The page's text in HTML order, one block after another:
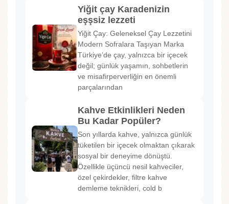
Yiğit çay Karadenizin
eşşsiz lezzeti
Yiğit Çay: Geleneksel Çay Lezzetini
Modern Sofralara Taşıyan Marka
Türkiye’de çay, yalnızca bir içecek
değil; günlük yaşamın, sohbetlerin
ve misafirperverliğin en önemli
parçalarından
Kahve Etkinlikleri Neden
Bu Kadar Popüler?
Son yıllarda kahve, yalnızca günlük
tüketilen bir içecek olmaktan çıkarak
sosyal bir deneyime dönüştü.
Özellikle üçüncü nesil kahveciler,
özel çekirdekler, filtre kahve
demleme teknikleri, cold b